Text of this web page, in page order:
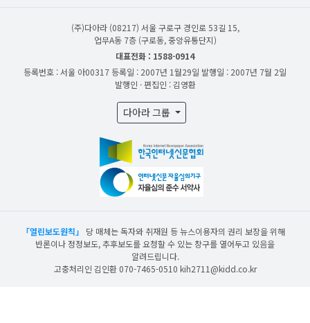
(주)다아라 (08217) 서울 구로구 경인로 53길 15,
업무A동 7층 (구로동, 중앙유통단지)
대표전화 : 1588-0914
등록번호 : 서울 아00317 등록일 : 2007년 1월29일 발행일 : 2007년 7월 2일
발행인 · 편집인 : 김영환
다아라 그룹
「열린보도원칙」
당 매체는 독자와 취재원 등 뉴스이용자의 권리 보장을 위해
반론이나 정정보도, 추후보도를 요청할 수 있는 창구를 열어두고 있음을
알려드립니다.
고충처리인 김인환 070-7465-0510 kih2711@kidd.co.kr